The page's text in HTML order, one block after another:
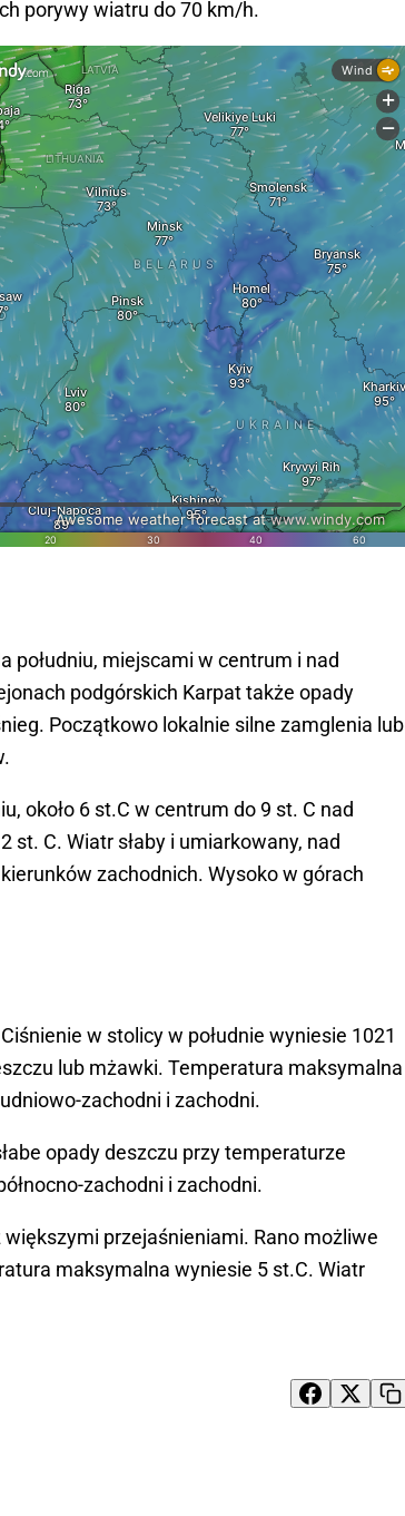
porywy wiatru do 70 km/h.
południu, miejscami w centrum i nad
podgórskich Karpat także opady
Początkowo lokalnie silne zamglenia lub
około 6 st.C w centrum do 9 st. C nad
st. C. Wiatr słaby i umiarkowany, nad
zachodnich. Wysoko w górach
w stolicy w południe wyniesie 1021
lub mżawki. Temperatura maksymalna
zachodni i zachodni.
opady deszczu przy temperaturze
zachodni i zachodni.
przejaśnieniami. Rano możliwe
maksymalna wyniesie 5 st.C. Wiatr